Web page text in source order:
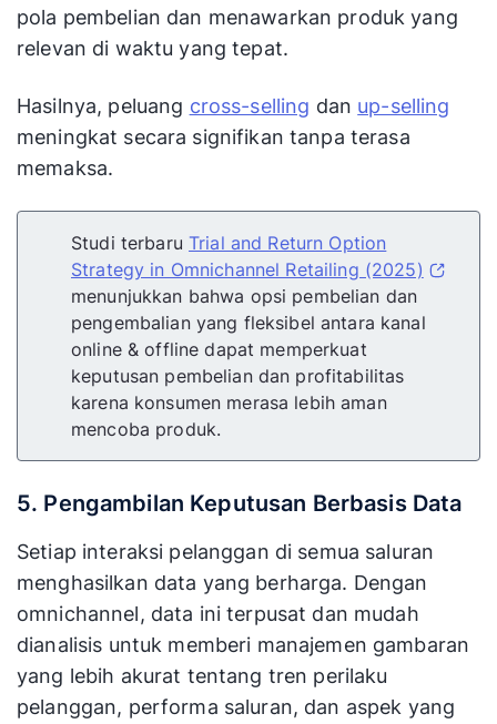
pola pembelian dan menawarkan produk yang
relevan di waktu yang tepat.
Hasilnya, peluang cross-selling dan up-selling
meningkat secara signifikan tanpa terasa
memaksa.
Studi terbaruTrial and Return Option
Strategy in Omnichannel Retailing (2025)
menunjukkan bahwa opsi pembelian dan
pengembalian yang fleksibel antara kanal
online & offline dapat memperkuat
keputusan pembelian dan profitabilitas
karena konsumen merasa lebih aman
mencoba produk.
5. Pengambilan Keputusan Berbasis Data
Setiap interaksi pelanggan di semua saluran
menghasilkan data yang berharga. Dengan
omnichannel, data ini terpusat dan mudah
dianalisis untuk memberi manajemen gambaran
yang lebih akurat tentang tren perilaku
pelanggan, performa saluran, dan aspek yang